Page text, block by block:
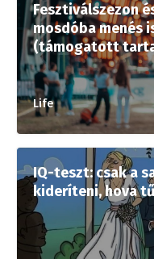
Fesztiválszezon
mosdóba menés
(támogatott
Life
IQ-teszt: csak a
kideríteni, hova